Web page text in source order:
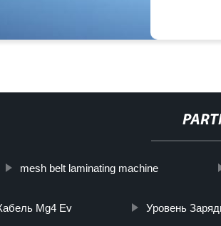
mesh belt laminating machine
Mg4 Ev Уровень